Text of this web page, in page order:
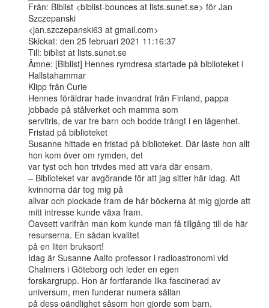
Från: Biblist <biblist-bounces at lists.sunet.se> för Jan
Szczepanski
<jan.szczepanski63 at gmail.com>
Skickat: den 25 februari 2021 11:16:37
Till: biblist at lists.sunet.se
Ämne: [Biblist] Hennes rymdresa startade på biblioteket i
Hallstahammar
Klipp från Curie
Hennes föräldrar hade invandrat från Finland, pappa
jobbade på stålverket och mamma som
servitris, de var tre barn och bodde trångt i en lägenhet.
Fristad på biblioteket
Susanne hittade en fristad på biblioteket. Där läste hon allt
hon kom över om rymden, det
var tyst och hon trivdes med att vara där ensam.
– Biblioteket var avgörande för att jag sitter här idag. Att
kvinnorna där tog mig på
allvar och plockade fram de här böckerna åt mig gjorde att
mitt intresse kunde växa fram.
Oavsett varifrån man kom kunde man få tillgång till de här
resurserna. En sådan kvalitet
på en liten bruksort!
Idag är Susanne Aalto professor i radioastronomi vid
Chalmers i Göteborg och leder en egen
forskargrupp. Hon är fortfarande lika fascinerad av
universum, men funderar numera sällan